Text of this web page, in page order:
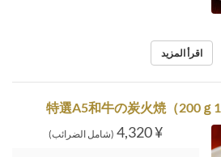
اقرأ المزيد
¥ 4,320 (شامل الضرائب)